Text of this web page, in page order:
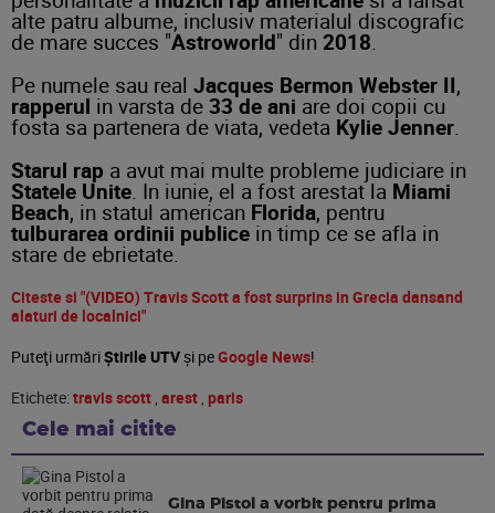
alte patru albume, inclusiv materialul discografic
de mare succes "Astroworld" din 2018.
Pe numele sau real Jacques Bermon Webster II,
rapperul in varsta de 33 de ani are doi copii cu
fosta sa partenera de viata, vedeta Kylie Jenner.
Starul rap a avut mai multe probleme judiciare in
Statele Unite. In iunie, el a fost arestat la Miami
Beach, in statul american Florida, pentru
tulburarea ordinii publice in timp ce se afla in
stare de ebrietate.
Citeste si "(VIDEO) Travis Scott a fost surprins in Grecia dansand
alaturi de localnici"
Puteţi urmăriȘtirile UTVşi peGoogle News!
Etichete:travis scott , arest , paris
Cele mai citite
Gina Pistol a vorbit pentru prima